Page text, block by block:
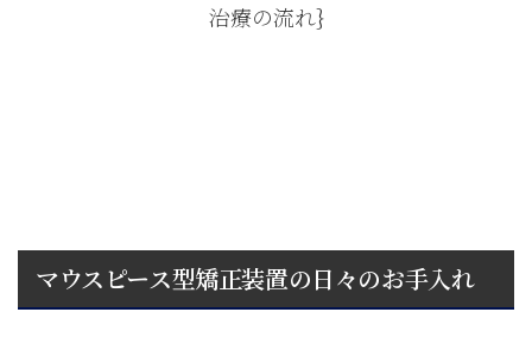
治療の流れ}
マウスピース型矯正装置の日々のお手入れ